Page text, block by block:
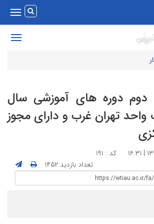
Toggle
Toggle
دوره های آموزشی سال
واحد تهران غرب و دارای مجوز
کد : ۱۹۱
تعداد بازدید:۱۴۵۲